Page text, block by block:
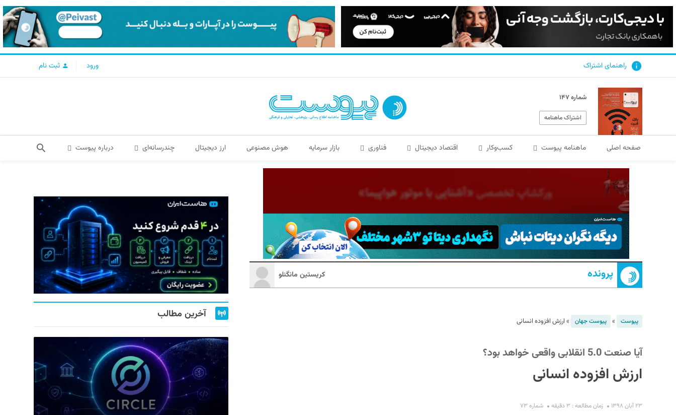
راهنمای اشتراک ورود ثبت نام
شماره ۱۴۷
اشتراک ماهنامه
صفحه اصلی ماهنامه پیوست کسب‌و‌کار اقتصاد دیجیتال فناوری بازار سرمایه هوش مصنوعی ارز دیجیتال چندرسانه‌ای درباره پیوست
پرونده کریستین مانگنلو
پیوست » پیوست جهان » ارزش افزوده انسانی
آیا صنعت 5.0 انقلابی واقعی خواهد بود؟
ارزش افزوده انسانی
۲۳ آبان ۱۳۹۸ زمان مطالعه : ۳ دقیقه شماره ۷۳
آخرین مطالب